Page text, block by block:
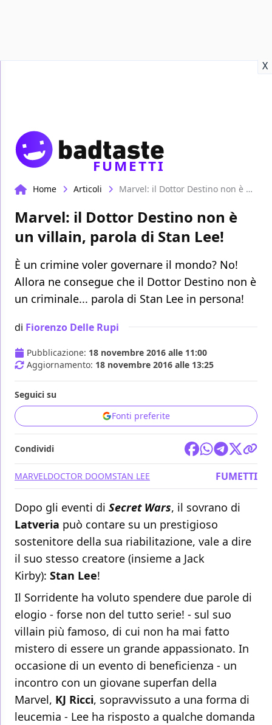
X
FUMETTI
Home Articoli Marvel: il Dottor Destino non è un villain, parola di Stan Lee!
Marvel: il Dottor Destino non è
un villain, parola di Stan Lee!
È un crimine voler governare il mondo? No!
Allora ne consegue che il Dottor Destino non è
un criminale... parola di Stan Lee in persona!
di Fiorenzo Delle Rupi
Pubblicazione: 18 novembre 2016 alle 11:00
Aggiornamento: 18 novembre 2016 alle 13:25
Seguici su
Fonti preferite
Condividi
MARVELDOCTOR DOOMSTAN LEE FUMETTI
Dopo gli eventi di Secret Wars, il sovrano di
Latveria può contare su un prestigioso
sostenitore della sua riabilitazione, vale a dire
il suo stesso creatore (insieme a Jack
Kirby): Stan Lee!
Il Sorridente ha voluto spendere due parole di
elogio - forse non del tutto serie! - sul suo
villain più famoso, di cui non ha mai fatto
mistero di essere un grande appassionato. In
occasione di un evento di beneficienza - un
incontro con un giovane superfan della
Marvel, KJ Ricci, sopravvissuto a una forma di
leucemia - Lee ha risposto a qualche domanda